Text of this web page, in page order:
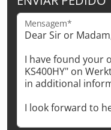
Mensagem*